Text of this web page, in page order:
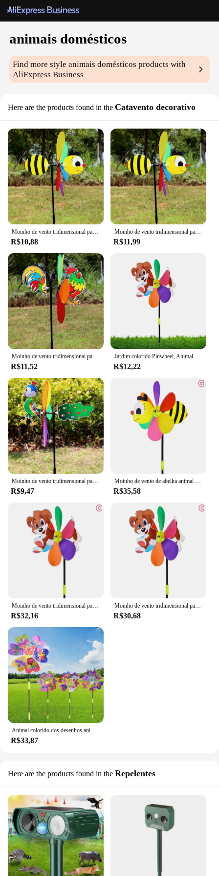
animais domésticos
Find more styleanimais domésticos products with
AliExpress Business
Here are the products found in the Catavento decorativo
Moinho de vento tridimensional para crianças Abelha animal, brinquedos de desenhos animados, decoração de jardim doméstico, Wind Spinner, Whirligig Yard Decor, 6 cores
R$10,88
Moinho de vento tridimensional para crianças Abelha animal, brinquedos de desenhos animados, decoração de jardim doméstico, Wind Spinner, Whirligig Yard Decor, 6 cores
R$11,99
Moinho de vento tridimensional para crianças Abelha animal, brinquedos de desenhos animados, decoração de jardim doméstico, Wind Spinner, Whirligig Yard Decor, 6 cores
R$11,52
Jardim colorido Pinwheel, Animal dos desenhos animados, Moinho de vento 3D, Decoração home do jardim, Wind Spinner, Whirligig Yard Decor
R$12,22
Moinho de vento tridimensional para crianças Abelha animal, brinquedos de desenhos animados, decoração de jardim doméstico, Wind Spinner, Whirligig Yard Decor, 6 cores
R$9,47
Moinho de vento de abelha animal tridimensional infantil, brinquedos dos desenhos animados, decoração de jardim, Wind Spinner, Whirligig Yard Decor, 6 cores
R$35,58
Moinho de vento tridimensional para crianças Abelha animal, brinquedos de desenhos animados, decoração de jardim doméstico, Wind Spinner, Whirligig Yard Decor, 6 cores
R$32,16
Moinho de vento tridimensional para crianças Abelha animal, brinquedos de desenhos animados, decoração de jardim doméstico, Wind Spinner, Whirligig Yard Decor, 6 cores
R$30,68
R$33,87
Here are the products found in the Repelentes